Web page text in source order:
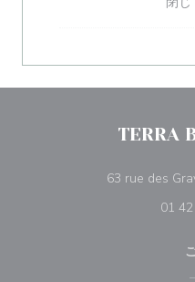
TERRA
63 rue des
01